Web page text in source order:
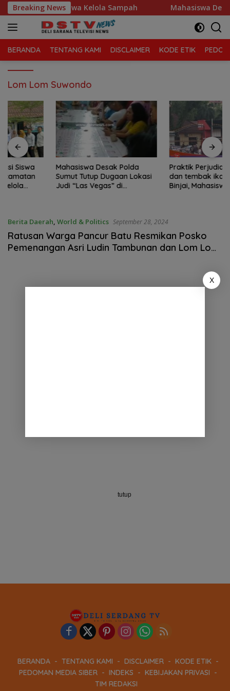
Langsung
ke
konten
Breaking News
Tanjung Morawa Kelola Sampah Mahasiswa
BERANDA TENTANG KAMI DISCLAIMER KODE ETIK
Lom Lom Suwondo
Mahasiswa Desak Polda
Sumut Tutup Dugaan Lokasi
Judi “Las Vegas” di
Praktik Perjudian Dadu putar
dan tembak ikan, marak di
Binjai, Mahasiswa Desak
Berita Daerah, World & Politics September 28, 2024
Ratusan Warga Pancur Batu Resmikan Posko
Pemenangan Asri Ludin Tambunan dan Lom Lom
BERANDA TENTANG KAMI DISCLAIMER
KODE ETIK
PEDOMAN MEDIA SIBER
INDEKS
KEBIJAKAN PRIVASI
TIM REDAKSI
tutup
X